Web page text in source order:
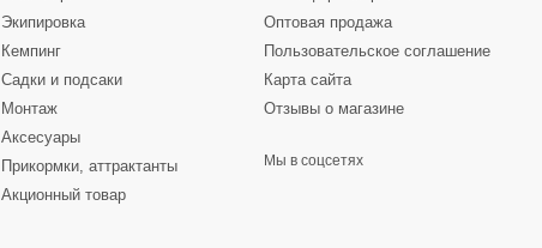
Экипировка
Кемпинг
Садки и подсаки
Монтаж
Аксесуары
Прикормки, аттрактанты
Акционный товар
Оптовая продажа
Пользовательское соглашение
Карта сайта
Отзывы о магазине
Мы в соцсетях